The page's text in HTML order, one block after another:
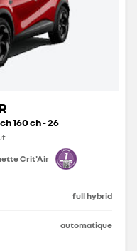
160 ch - 26
Crit'Air
full hybrid
automatique